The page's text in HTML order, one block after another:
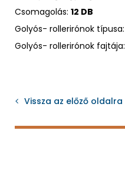
Csomagolás: 12 DB
Golyós- rollerirónok típusa:
Golyós- rollerirónok fajtája:
Vissza az előző oldalra